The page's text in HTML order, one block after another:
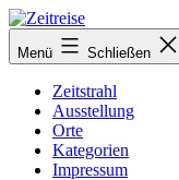
Zum
Inhalt
springen
Menü Schließen
Zeitstrahl
Ausstellung
Orte
Kategorien
Impressum